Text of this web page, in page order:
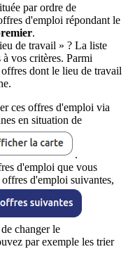
par ordre de
d'emploi répondant le
.
de travail » ? La liste
vos critères. Parmi
dont le lieu de travail
ces offres d'emploi via
en situation de
.
d'emploi que vous
d'emploi suivantes,
changer le
par exemple les trier